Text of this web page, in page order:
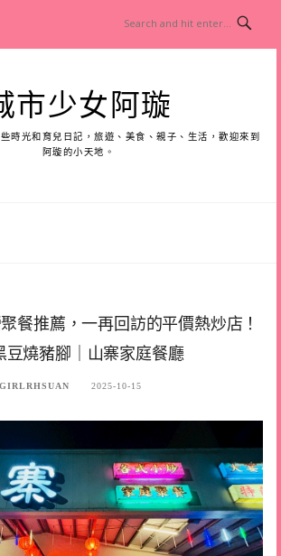
市少女阿璇
時光和育兒日記，旅遊、美食、親子、生活，歡迎來到
阿璇的小天地。
餐推薦，一再回訪的平價熱炒店！
豆燒豬腳｜山寨家庭餐廳
2025-10-15